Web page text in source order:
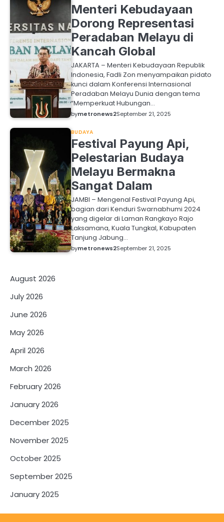
Menteri Kebudayaan
Dorong Representasi
Peradaban Melayu di
Kancah Global
JAKARTA – Menteri Kebudayaan Republik
Indonesia, Fadli Zon menyampaikan pidato
kunci dalam Konferensi Internasional
Peradaban Melayu Dunia dengan tema
“Memperkuat Hubungan…
bymetronews2September 21, 2025
BUDAYA
Festival Payung Api,
Pelestarian Budaya
Melayu Bermakna
Sangat Dalam
JAMBI – Mengenal Festival Payung Api,
bagian dari Kenduri Swarnabhumi 2024
yang digelar di Laman Rangkayo Rajo
Laksamana, Kuala Tungkal, Kabupaten
Tanjung Jabung…
bymetronews2September 21, 2025
August 2026
July 2026
June 2026
May 2026
April 2026
March 2026
February 2026
January 2026
December 2025
November 2025
October 2025
September 2025
January 2025